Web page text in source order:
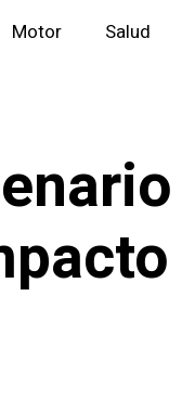
Motor Salud